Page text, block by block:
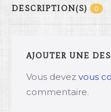
DESCRIPTION(S) 0
AJOUTER UNE
Vous devez vous
commentaire.